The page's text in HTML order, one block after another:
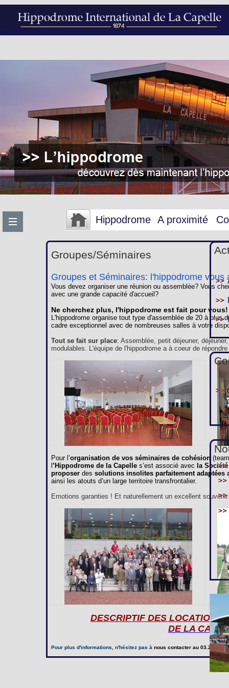
Hippodrome A proximité
Groupes/Séminaires
Groupes et Séminaires: l'hippodrome vous
Vous devez organiser une réunion ou assemblée? Vous
avec une grande capacité d'accueil?
Ne cherchez plus, l'hippodrome est fait pour vous!
L'hippodrome organise tout type d'assemblée de 20 à plus
cadre exceptionnel avec de nombreuses salles à votre
Tout se fait sur place: Assemblée, petit déjeuner,
modulables. L'équipe de l'hippodrome a à coeur de
Pour l’organisation de vos séminaires de cohésion
’Hippodrome de la Capelles’est associé avec la
proposer des solutions insolites parfaitement adaptées
ainsi les atouts d’un large territoire transfrontalier.
Emotions garanties ! Et naturellement un excellent
DESCRIPTIF DES LOCATIONS
DE LA
Pour plus d'informations, n'hésitez pas à nous contacterau